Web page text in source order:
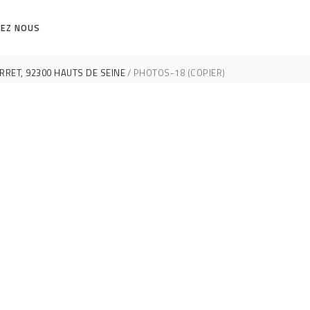
NOUS
92300 HAUTS DE SEINE PHOTOS-18 (COPIER)